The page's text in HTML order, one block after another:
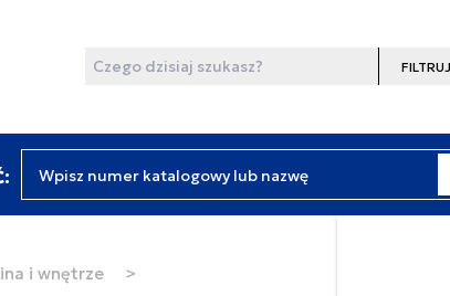
Wyszukaj
Filtruj
i wnętrze
>